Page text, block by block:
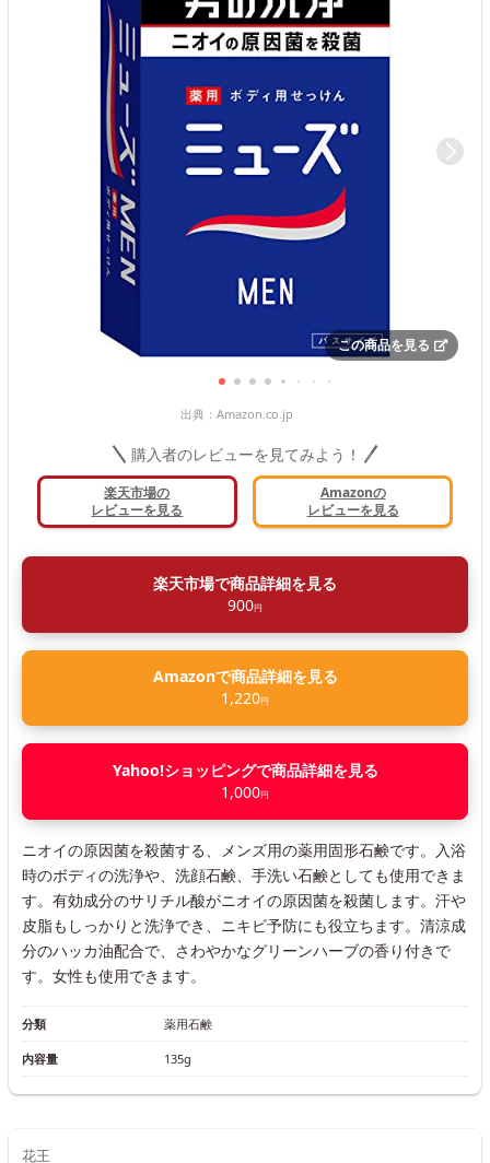
この商品を見る
出典： Amazon.co.jp
購入者のレビューを見てみよう！
楽天市場の
レビューを見る
Amazonの
レビューを見る
楽天市場で商品詳細を見る
900円
Amazonで商品詳細を見る
1,220円
Yahoo!ショッピングで商品詳細を見る
1,000円
ニオイの原因菌を殺菌する、メンズ用の薬用固形石鹸です。入浴
時のボディの洗浄や、洗顔石鹸、手洗い石鹸としても使用できま
す。有効成分のサリチル酸がニオイの原因菌を殺菌します。汗や
皮脂もしっかりと洗浄でき、ニキビ予防にも役立ちます。清涼成
分のハッカ油配合で、さわやかなグリーンハーブの香り付きで
す。女性も使用できます。
分類 薬用石鹸
内容量 135g
花王